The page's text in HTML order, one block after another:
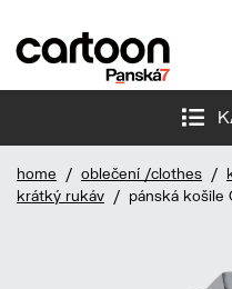
home / oblečení /clothes /
krátký rukáv / pánská košile